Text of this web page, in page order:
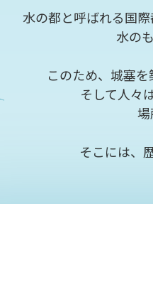
水の都と呼ばれる国際
水の
このため、城塞を
そして人々
場
そこには、